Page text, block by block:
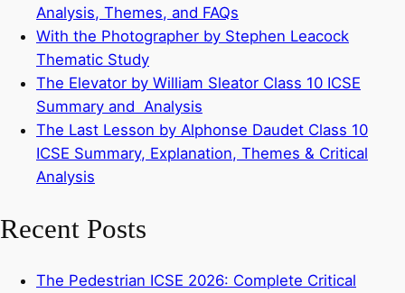
Analysis, Themes, and FAQs
With the Photographer by Stephen Leacock
Thematic Study
The Elevator by William Sleator Class 10 ICSE
Summary and Analysis
The Last Lesson by Alphonse Daudet Class 10
ICSE Summary, Explanation, Themes & Critical
Analysis
Recent Posts
The Pedestrian ICSE 2026: Complete Critical